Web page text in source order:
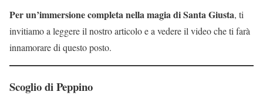
Per un’immersione completa nella magia di Santa Giusta, ti
invitiamo a leggere il nostro articolo e a vedere il video che ti farà
innamorare di questo posto.
Scoglio di Peppino